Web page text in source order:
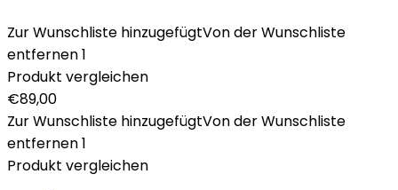
Zur Wunschliste hinzugefügtVon der Wunschliste
entfernen1
Produkt vergleichen
€89,00
Zur Wunschliste hinzugefügtVon der Wunschliste
entfernen1
Produkt vergleichen